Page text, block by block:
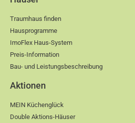
Traumhaus finden
Hausprogramme
ImoFlex Haus-System
Preis-Information
Bau- und Leistungsbeschreibung
Aktionen
MEIN Küchenglück
Double Aktions-Häuser